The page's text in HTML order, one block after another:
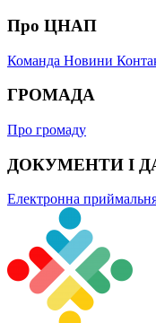
Про ЦНАП
Команда Новини
ГРОМАДА
Про громаду
ДОКУМЕНТИ І
Електронна